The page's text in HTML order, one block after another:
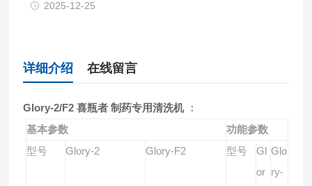
2025-12-25
详细介绍 在线留言
Glory-2/F2喜瓶者 制药专用清洗机：
基本参数
功能参数
型号
Glory-2 Glory-F2 型号
Gl
or
Glo
ry-